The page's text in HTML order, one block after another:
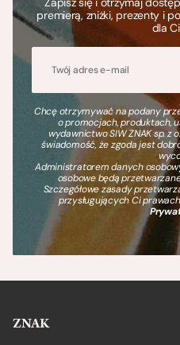
premierą, zniżki, prezenty i
dla
Chcę otrzymywać na podany
o promocjach, produktach,
wydawnictwo SIW ZNAK sp. z
świadomość, że zgoda jest
Administratorem danych
osobowe będą
Szczegółowe zasady
przysługujących Ci
ZNAK